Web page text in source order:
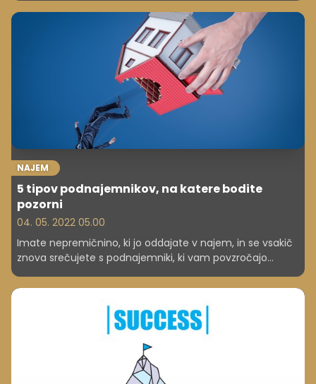
upravljanja s financami, kar je tema, ki se je mnogi
izogibajo. A nikar. Pomembno je spregovoriti o bančnih
računih, morebitnih posojilih, kreditnih karticah in
varčevanju. S pogovorom o tako pomembnih temah se
lahko pozneje izognemo številnim konfliktom, ki tako radi
nastanejo skozi leta skupnega življenja.
NAJEM
5 tipov podnajemnikov, na katere bodite
pozorni
04. 05. 2022 05.00
Imate nepremičnino, ki jo oddajate v najem, in se vsakič
znova srečujete s podnajemniki, ki vam povzročajo
svetujemo, da najprej dobro preučite zakonodajo.
Najemodajalci se pri oddajanju sobe, stanovanja ali hiše
največkrat srečajo s točno določenimi tipi
podnajemnikov – zamudniki pri plačilu, neustavljivimi
žurerji, takšnimi, ki delajo škodo, in mnogimi drugimi
specifičnimi situacijami. Preverite, na kaj morate biti
pozorni pri ogledih in spoznavanju potencialnih